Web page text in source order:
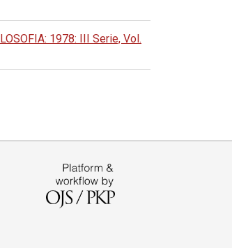
1978: III Serie, Vol.